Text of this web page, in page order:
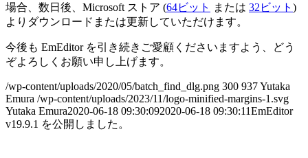
場合、数日後、Microsoft ストア (64ビット または 32ビット )
よりダウンロードまたは更新していただけます。
今後も EmEditor を引き続きご愛顧くださいますよう、どう
ぞよろしくお願い申し上げます。
/wp-content/uploads/2020/05/batch_find_dlg.png 300 937Yutaka
Emura /wp-content/uploads/2023/11/logo-minified-margins-1.svg
Yutaka Emura2020-06-18 09:30:092020-06-18 09:30:11EmEditor
v19.9.1 を公開しました。